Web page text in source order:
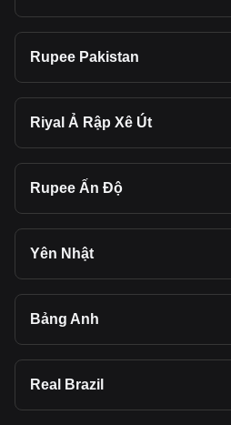
Rupee Pakistan
Riyal Ả Rập Xê Út
Rupee Ấn Độ
Yên Nhật
Bảng Anh
Real Brazil